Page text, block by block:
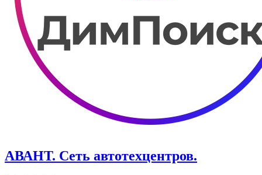
АВАНТ. ​Сеть автотехцентров.